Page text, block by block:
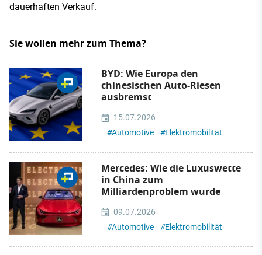
dauerhaften Verkauf.
Sie wollen mehr zum Thema?
BYD: Wie Europa den
chinesischen Auto-Riesen
ausbremst
15.07.2026
#Automotive #Elektromobilität
Mercedes: Wie die Luxuswette
in China zum
Milliardenproblem wurde
09.07.2026
#Automotive #Elektromobilität